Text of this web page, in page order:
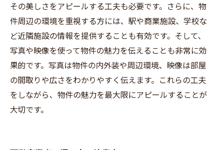
その美しさをアピールする工夫も必要です。さらに、物
件周辺の環境を重視する方には、駅や商業施設、学校な
ど近隣施設の情報を提供することも有効です。そして、
写真や映像を使って物件の魅力を伝えることも非常に効
果的です。写真は物件の内外装や周辺環境、映像は部屋
の間取りや広さをわかりやすく伝えます。これらの工夫
をしながら、物件の魅力を最大限にアピールすることが
大切です。